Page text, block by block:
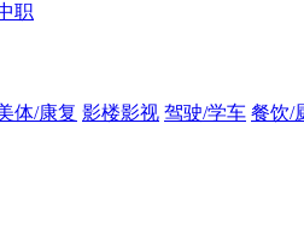
职
体/康复 影楼影视 驾驶/学车 餐饮/